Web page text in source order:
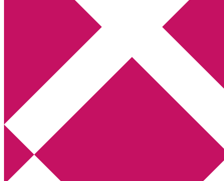
Annikas litteratur- och kulturblogg